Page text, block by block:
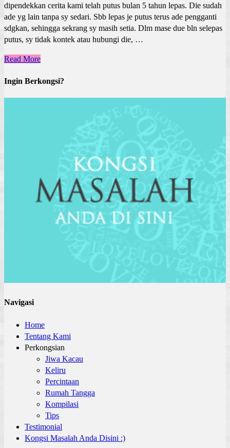
dipendekkan cerita kami telah putus bulan 5 tahun lepas. Die sudah
ade yg lain tanpa sy sedari. Sbb lepas je putus terus ade pengganti
sdgkan, sehingga sekrang sy masih setia. Dlm mase due bln selepas
putus, sy tidak kontek atau hubungi die, …
Read More
Ingin Berkongsi?
Navigasi
Home
Tentang Kami
Perkongsian
Jiwa Kacau
Keliru
Percintaan
Rumah Tangga
Kompilasi
Tips
Testimonial
Kongsi Masalah Anda Disini :)